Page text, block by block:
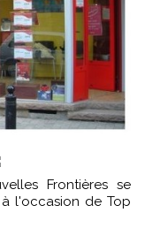
l'occasion de Top